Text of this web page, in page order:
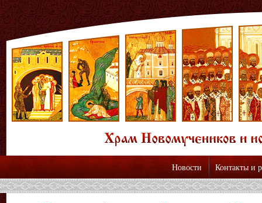
Новости Контакты и